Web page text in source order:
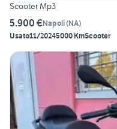
Scooter Mp3
5.900 €Napoli(NA)
Usato11/20245000 KmScooter